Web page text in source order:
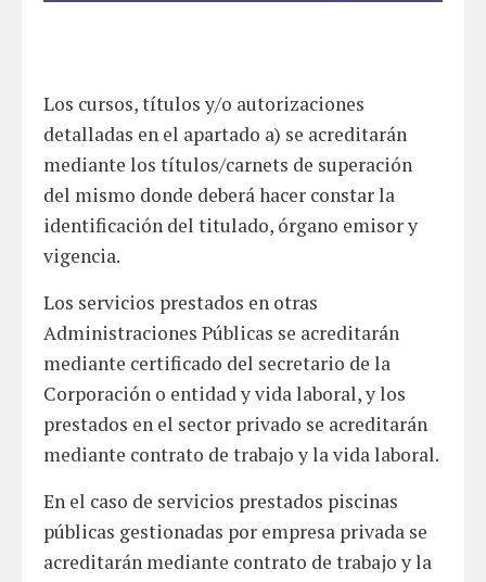
Los cursos, títulos y/o autorizaciones
detalladas en el apartado a) se acreditarán
mediante los títulos/carnets de superación
del mismo donde deberá hacer constar la
identificación del titulado, órgano emisor y
vigencia.
Los servicios prestados en otras
Administraciones Públicas se acreditarán
mediante certificado del secretario de la
Corporación o entidad y vida laboral, y los
prestados en el sector privado se acreditarán
mediante contrato de trabajo y la vida laboral.
En el caso de servicios prestados piscinas
públicas gestionadas por empresa privada se
acreditarán mediante contrato de trabajo y la